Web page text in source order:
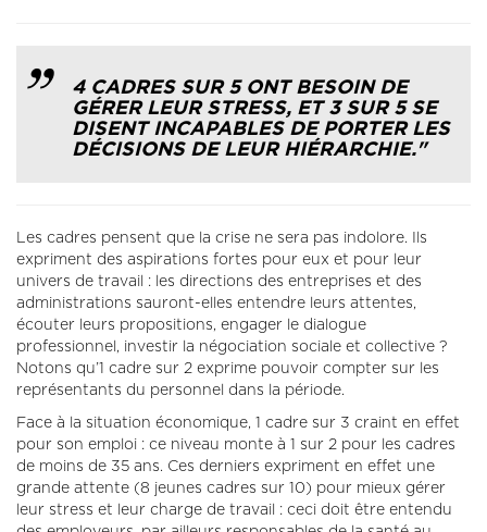
4 CADRES SUR 5 ONT BESOIN DE
GÉRER LEUR STRESS, ET 3 SUR 5 SE
DISENT INCAPABLES DE PORTER LES
DÉCISIONS DE LEUR HIÉRARCHIE."
Les cadres pensent que la crise ne sera pas indolore. Ils
expriment des aspirations fortes pour eux et pour leur
univers de travail : les directions des entreprises et des
administrations sauront-elles entendre leurs attentes,
écouter leurs propositions, engager le dialogue
professionnel, investir la négociation sociale et collective ?
Notons qu’1 cadre sur 2 exprime pouvoir compter sur les
représentants du personnel dans la période.
Face à la situation économique, 1 cadre sur 3 craint en effet
pour son emploi : ce niveau monte à 1 sur 2 pour les cadres
de moins de 35 ans. Ces derniers expriment en effet une
grande attente (8 jeunes cadres sur 10) pour mieux gérer
leur stress et leur charge de travail : ceci doit être entendu